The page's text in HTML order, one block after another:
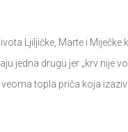
Ljiljičke, Marte i
jedna drugu jer „krv nije
topla priča koja